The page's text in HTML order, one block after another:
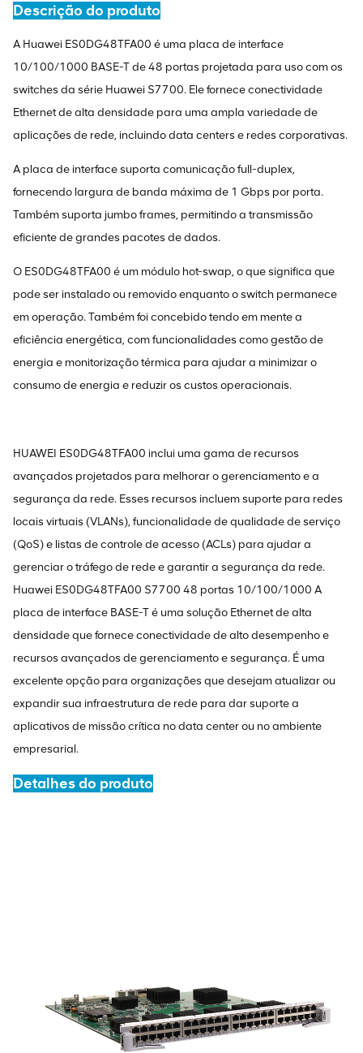
Descrição do produto
A Huawei ES0DG48TFA00 é uma placa de interface
10/100/1000 BASE-T de 48 portas projetada para uso com os
switches da série Huawei S7700. Ele fornece conectividade
Ethernet de alta densidade para uma ampla variedade de
aplicações de rede, incluindo data centers e redes corporativas.
A placa de interface suporta comunicação full-duplex,
fornecendo largura de banda máxima de 1 Gbps por porta.
Também suporta jumbo frames, permitindo a transmissão
eficiente de grandes pacotes de dados.
O ES0DG48TFA00 é um módulo hot-swap, o que significa que
pode ser instalado ou removido enquanto o switch permanece
em operação. Também foi concebido tendo em mente a
eficiência energética, com funcionalidades como gestão de
energia e monitorização térmica para ajudar a minimizar o
consumo de energia e reduzir os custos operacionais.
HUAWEI ES0DG48TFA00 inclui uma gama de recursos
avançados projetados para melhorar o gerenciamento e a
segurança da rede. Esses recursos incluem suporte para redes
locais virtuais (VLANs), funcionalidade de qualidade de serviço
(QoS) e listas de controle de acesso (ACLs) para ajudar a
gerenciar o tráfego de rede e garantir a segurança da rede.
Huawei ES0DG48TFA00 S7700 48 portas 10/100/1000 A
placa de interface BASE-T é uma solução Ethernet de alta
densidade que fornece conectividade de alto desempenho e
recursos avançados de gerenciamento e segurança. É uma
excelente opção para organizações que desejam atualizar ou
expandir sua infraestrutura de rede para dar suporte a
aplicativos de missão crítica no data center ou no ambiente
empresarial.
Detalhes do produto